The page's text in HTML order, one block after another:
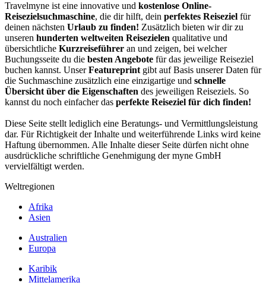
Travelmyne ist eine innovative und kostenlose Online-
Reisezielsuchmaschine, die dir hilft, dein perfektes Reiseziel für
deinen nächsten Urlaub zu finden! Zusätzlich bieten wir dir zu
unseren hunderten weltweiten Reisezielen qualitative und
übersichtliche Kurzreiseführer an und zeigen, bei welcher
Buchungsseite du die besten Angebote für das jeweilige Reiseziel
buchen kannst. UnserFeatureprintgibt auf Basis unserer Daten für
die Suchmaschine zusätzlich eine einzigartige und schnelle
Übersicht über die Eigenschaften des jeweiligen Reiseziels. So
kannst du noch einfacher das perfekte Reiseziel für dich finden!
Diese Seite stellt lediglich eine Beratungs- und Vermittlungsleistung
dar. Für Richtigkeit der Inhalte und weiterführende Links wird keine
Haftung übernommen. Alle Inhalte dieser Seite dürfen nicht ohne
ausdrückliche schriftliche Genehmigung der myne GmbH
vervielfältigt werden.
Weltregionen
Afrika
Asien
Australien
Europa
Karibik
Mittelamerika